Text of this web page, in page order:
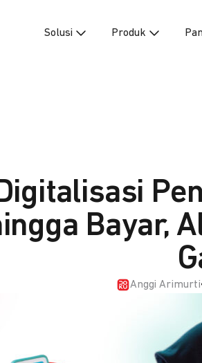
Solusi Produk
Bayar,
Anggi Arimurti